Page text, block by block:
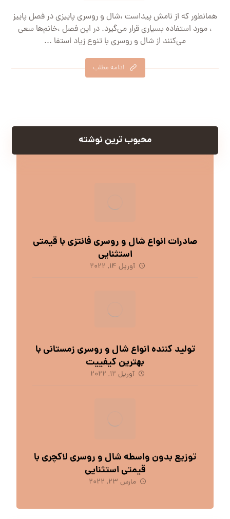
همانطور که از نامش پیداست ،شال و روسری پاییزی در فصل پاییز
، مورد استفاده بسیاری قرار می‌گیرد. در این فصل ،خانم‌ها سعی
می‌کنند از شال و روسری با تنوع زیاد استفا ...
ادامه مطلب
محبوب ترین نوشته
صادرات انواع شال و روسری فانتزی با قیمتی
استثنایی
آوریل 14, 2022
تولید کننده انواع شال و روسری زمستانی با
بهترین کیفییت
آوریل 12, 2022
توزیع بدون واسطه شال و روسری لاکچری با
قیمتی استثنایی
مارس 23, 2022